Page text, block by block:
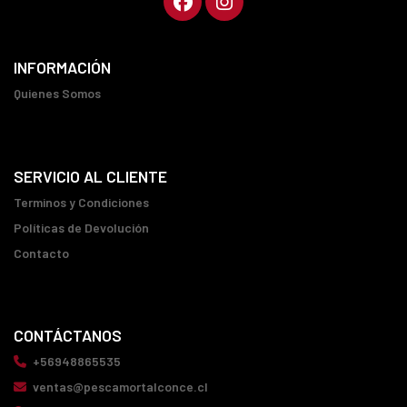
INFORMACIÓN
Quienes Somos
SERVICIO AL CLIENTE
Terminos y Condiciones
Políticas de Devolución
Contacto
CONTÁCTANOS
+56948865535
ventas@pescamortalconce.cl